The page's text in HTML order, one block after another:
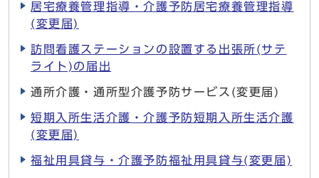
居宅療養管理指導・介護予防居宅療養管理指導
(変更届)
訪問看護ステーションの設置する出張所(サテ
ライト)の届出
通所介護・通所型介護予防サービス(変更届)
短期入所生活介護・介護予防短期入所生活介護
(変更届)
福祉用具貸与・介護予防福祉用具貸与(変更届)